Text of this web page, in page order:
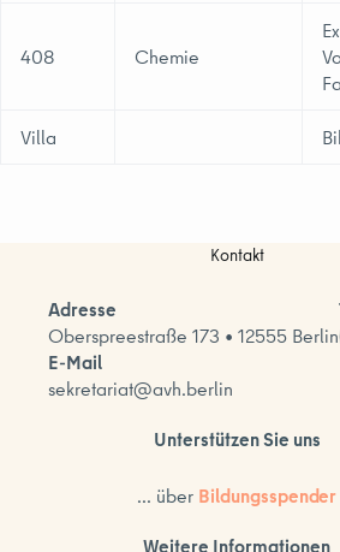
408 Chemie
Villa
Kontakt
Adresse
Oberspreestraße 173 • 12555 Berlin
E-Mail
sekretariat@avh.berlin
Unterstützen Sie uns
... über Bildungsspender
Weitere Informationen